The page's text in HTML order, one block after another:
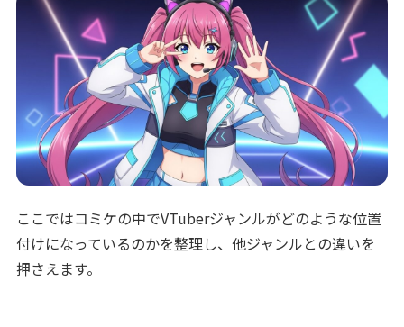
ここではコミケの中でVTuberジャンルがどのような位置
付けになっているのかを整理し、他ジャンルとの違いを
押さえます。